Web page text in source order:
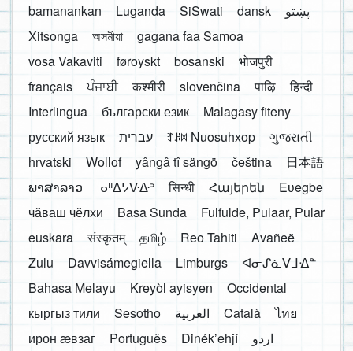
bamanankan Luganda SiSwati dansk
پښتو
Xitsonga
অসমীয়া
gagana faa Samoa
vosa Vakaviti
føroyskt bosanski
भोजपुरी
français
ਪੰਜਾਬੀ कश्मीरी slovenčina पाऴि
हिन्दी
Interlingua
български език
Malagasy fiteny
русский язык
עברית ꆈꌠ꒿ Nuosuhxop
ગુજરાતી
hrvatski
Wollof yângâ tî sängö čeština
日本語
ພາສາລາວ
ᓀᐦᐃᔭᐍᐏᐣ सिन्धी Հայերեն
Eʋegbe
чӑваш чӗлхи
Basa Sunda
Fulfulde, Pulaar, Pular
euskara
संस्कृतम् தமிழ் Reo Tahiti
Avañeẽ
Zulu
Davvisámegiella Limburgs
ᐊᓂᔑᓈᐯᒧᐎᓐ
Bahasa Melayu
Kreyòl ayisyen
Occidental
кыргыз тили
Sesotho العربية Català
ไทย
ирон æвзаг
Português Dinékʼehǰí
اردو